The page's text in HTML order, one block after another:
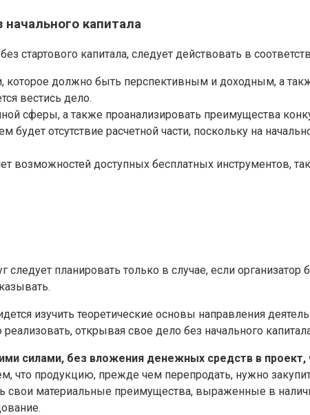
капитала
стартового капитала, следует действовать в
которое должно быть перспективным и доходным, а
вестись дело.
сферы, а также проанализировать преимущества
будет отсутствие расчетной части, поскольку на
возможностей доступных бесплатных инструментов,
следует планировать только в случае, если
изучить теоретические основы направления
открывая свое дело без начального
силами, без вложения денежных средств в
что продукцию, прежде чем перепродать, нужно
свои материальные преимущества, выраженные в